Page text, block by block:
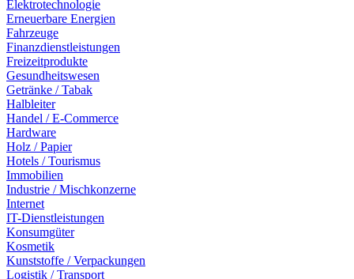
Elektrotechnologie
Erneuerbare Energien
Fahrzeuge
Finanzdienstleistungen
Freizeitprodukte
Gesundheitswesen
Getränke / Tabak
Halbleiter
Handel / E-Commerce
Hardware
Holz / Papier
Hotels / Tourismus
Immobilien
Industrie / Mischkonzerne
Internet
IT-Dienstleistungen
Konsumgüter
Kosmetik
Kunststoffe / Verpackungen
Logistik / Transport